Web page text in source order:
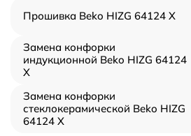
Прошивка Beko HIZG 64124 X
Замена конфорки
индукционной Beko HIZG 64124
X
Замена конфорки
стеклокерамической Beko HIZG
64124 X